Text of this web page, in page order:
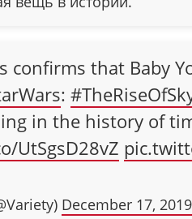
confirms that Baby
:
in the history of
UtSgsD28vZ
December 17, 2019